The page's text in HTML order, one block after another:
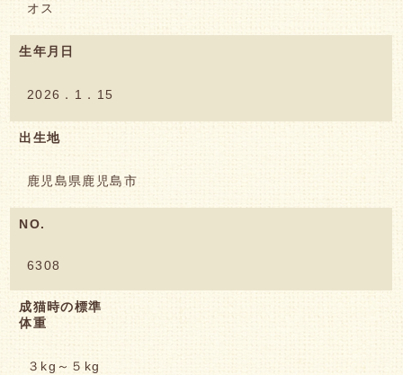
オス
生年月日
2026．1．15
出生地
鹿児島県鹿児島市
NO.
6308
成猫時の標準
体重
３kg～５kg